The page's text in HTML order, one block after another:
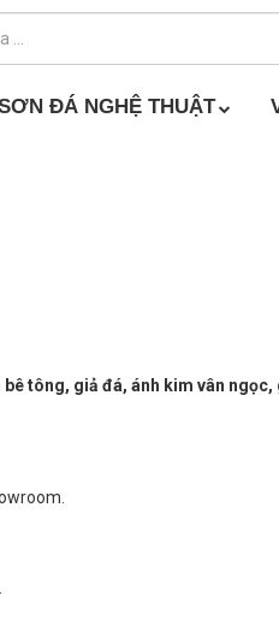
ĐÁ NGHỆ THUẬT
bê tông, giả đá, ánh kim vân ngọc,